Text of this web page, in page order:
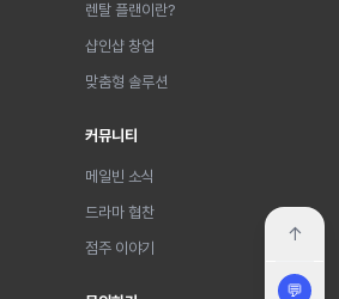
렌탈 플랜이란?
샵인샵 창업
맞춤형 솔루션
커뮤니티
메일빈 소식
드라마 협찬
점주 이야기
↑
💬